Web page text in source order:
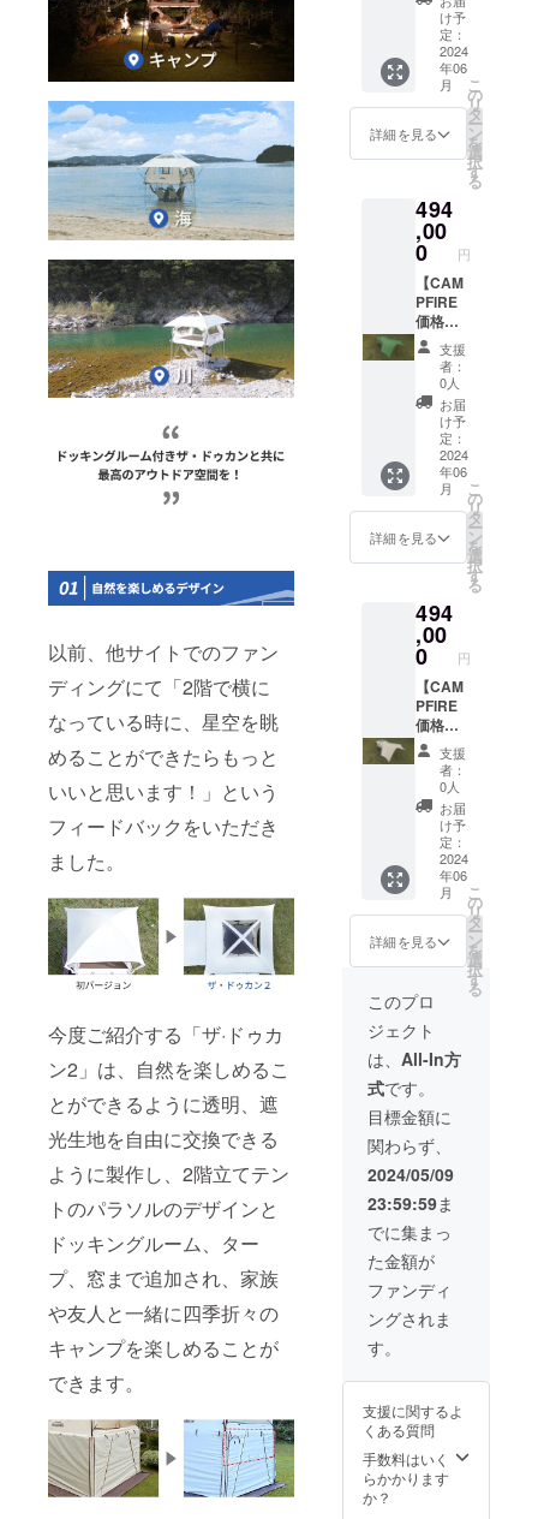
以前、他サイトでのファン
ディングにて「2階で横に
なっている時に、星空を眺
めることができたらもっと
いいと思います！」という
フィードバックをいただき
ました。
今度ご紹介する「ザ·ドゥカ
ン2」は、自然を楽しめるこ
とができるように透明、遮
光生地を自由に交換できる
ように製作し、2階立てテン
トのパラソルのデザインと
ドッキングルーム、ター
プ、窓まで追加され、家族
や友人と一緒に四季折々の
キャンプを楽しめることが
できます。
色：
カーキ
色の構
成でご
ざいま
す。 ※
皆様の
購入に
より量
が向上
した場
合、正
規販売
価格が
販売予
定価格
より下
がる可
能性も
ござい
ます。
ドゥカ
ン２フ
ルパッ
ケージ
CAMPF
IRE価格
（日本
販売予
定価
494,000
円から
17%OF
F ※税、
送料込
み
※2024
年6月ま
で配送
予定で
す。 ※
色：
ベー
ジュ色
の構成
でござ
いま
す。 ※
皆様の
購入に
産効率
が向上
した場
合、正
規販売
価格が
販売予
定価格
より下
がる可
能性も
ござい
ます。
け予
定：
2024
年06
月
詳細を見る
こ
の
リ
タ
ー
ン
を
選
択
す
る
494
,00
0 円
【CAM
PFIRE
価格】
【カー
キ色】
ザ·ドゥ
カン２
フル
パッ
ケージ
※日本販
売予定
価格
（494,0
00円）
でござ
す。 ※
税、送
料込み
※2024
年6月ま
で配送
予定で
す。 ※
色：
カーキ
色の構
成でご
ざいま
す。 ※
皆様の
購入に
より量
産効率
が向上
した場
合、正
規販売
価格が
販売予
定価格
より下
がる可
能性も
ござい
ます
支援
者：
0人
お届
け予
定：
2024
年06
月
詳細を見る
こ
の
リ
タ
ー
ン
を
選
択
す
る
494
,00
0 円
【CAM
PFIRE
価格】
【ベー
ジュ
色】ザ·
ドゥカ
ン２フ
ルパッ
ケージ
※日本販
売予定
価格
（494,0
00円）
でござ
いま
す。 ※
税、送
料込み
※2024
年6月ま
で配送
予定で
す。 ※
色：
ベー
ジュ色
の構成
でござ
いま
す。 ※
皆様の
購入に
が向上
合、正
規販売
価格が
販売予
定価格
支援
者：
0人
お届
け予
定：
2024
年06
月
詳細を見る
こ
の
リ
タ
ー
ン
を
選
択
す
る
このプロ
ジェクト
は、 All-In方
式です。
目標金額に
関わらず、
2024/05/09
23:59:59ま
でに集まっ
た金額が
ファンディ
ングされま
す。
支援に関するよ
くある質問
手数料はいく
らかかります
か？